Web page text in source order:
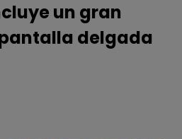
sonido integrados suelen ofrecer
un gran
delgada